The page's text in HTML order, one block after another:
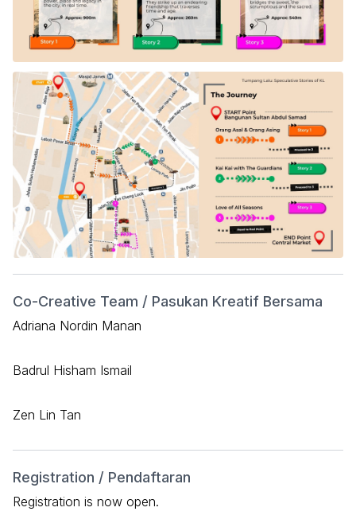
Co-Creative Team / Pasukan Kreatif Bersama
Adriana Nordin Manan
Badrul Hisham Ismail
Zen Lin Tan
Registration / Pendaftaran
Registration is now open.